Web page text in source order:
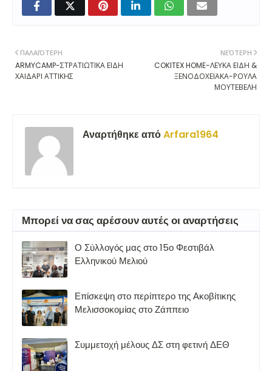
ΝΕΌΤΕΡΗ
COKITEX HOME-ΛΕΥΚΑ ΕΙΔΗ &
ΞΕΝΟΔΟΧΕΙΑΚΑ-ΡΟΥΛΑ
ΜΟΥΤΕΒΕΛΗ
ΠΑΛΑΙΌΤΕΡΗ
ARMYCAMP-ΣΤΡΑΤΙΩΤΙΚΑ ΕΙΔΗ
ΧΑΙΔΑΡΙ ΑΤΤΙΚΗΣ
Αναρτήθηκε απόArfara1964
Μπορεί να σας αρέσουν αυτές οι αναρτήσεις
Ο Σύλλογός μας στο 15ο Φεστιβάλ
Ελληνικού Μελιού
Επίσκεψη στο περίπτερο της Ακοβίτικης
Μελισσοκομίας στο Ζάππειο
Συμμετοχή μέλους ΔΣ στη φετινή ΔΕΘ